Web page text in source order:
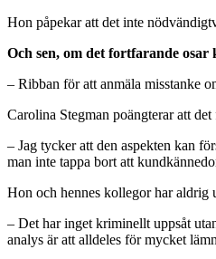
Hon påpekar att det inte
Och sen, om det fortfarande osar
– Ribban för att anmäla misstanke
Carolina Stegman poängterar att
– Jag tycker att den aspekten kan
man inte tappa bort att
Hon och hennes kollegor har aldrig
– Det har inget kriminellt uppsåt
analys är att alldeles för mycket